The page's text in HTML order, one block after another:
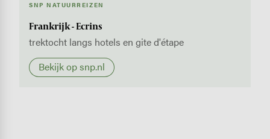
SNP NATUURREIZEN
Frankrijk - Ecrins
trektocht langs hotels en gite d'étape
Bekijk op snp.nl